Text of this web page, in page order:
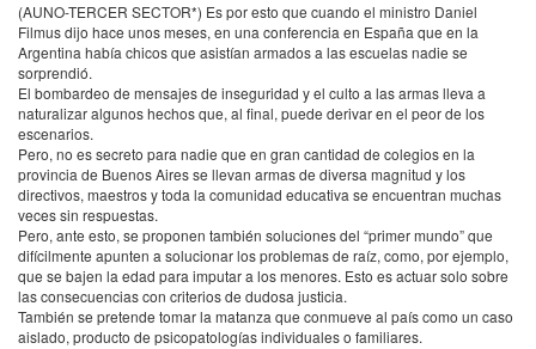
(AUNO-TERCER SECTOR*) Es por esto que cuando el ministro Daniel
Filmus dijo hace unos meses, en una conferencia en España que en la
Argentina había chicos que asistían armados a las escuelas nadie se
sorprendió.
El bombardeo de mensajes de inseguridad y el culto a las armas lleva a
naturalizar algunos hechos que, al final, puede derivar en el peor de los
escenarios.
Pero, no es secreto para nadie que en gran cantidad de colegios en la
provincia de Buenos Aires se llevan armas de diversa magnitud y los
directivos, maestros y toda la comunidad educativa se encuentran muchas
veces sin respuestas.
Pero, ante esto, se proponen también soluciones del “primer mundo” que
difícilmente apunten a solucionar los problemas de raíz, como, por ejemplo,
que se bajen la edad para imputar a los menores. Esto es actuar solo sobre
las consecuencias con criterios de dudosa justicia.
También se pretende tomar la matanza que conmueve al país como un caso
aislado, producto de psicopatologías individuales o familiares.